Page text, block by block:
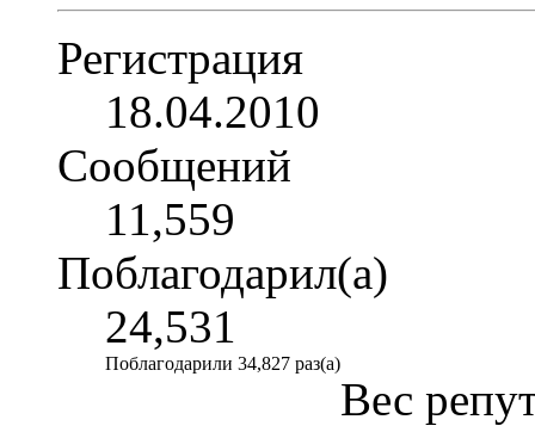
Регистрация
18.04.2010
Сообщений
11,559
Поблагодарил(а)
24,531
Поблагодарили 34,827 раз(а)
Вес